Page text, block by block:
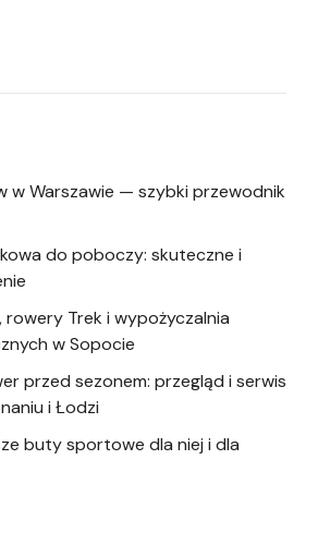
w Warszawie — szybki przewodnik
do poboczy: skuteczne i
rowery Trek i wypożyczalnia
w Sopocie
przed sezonem: przegląd i serwis
i Łodzi
buty sportowe dla niej i dla